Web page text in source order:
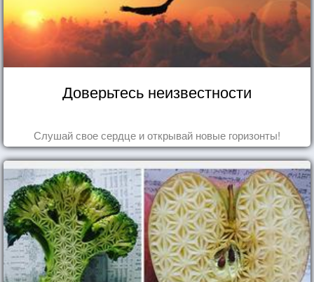
Доверьтесь неизвестности
Слушай свое сердце и открывай новые горизонты!